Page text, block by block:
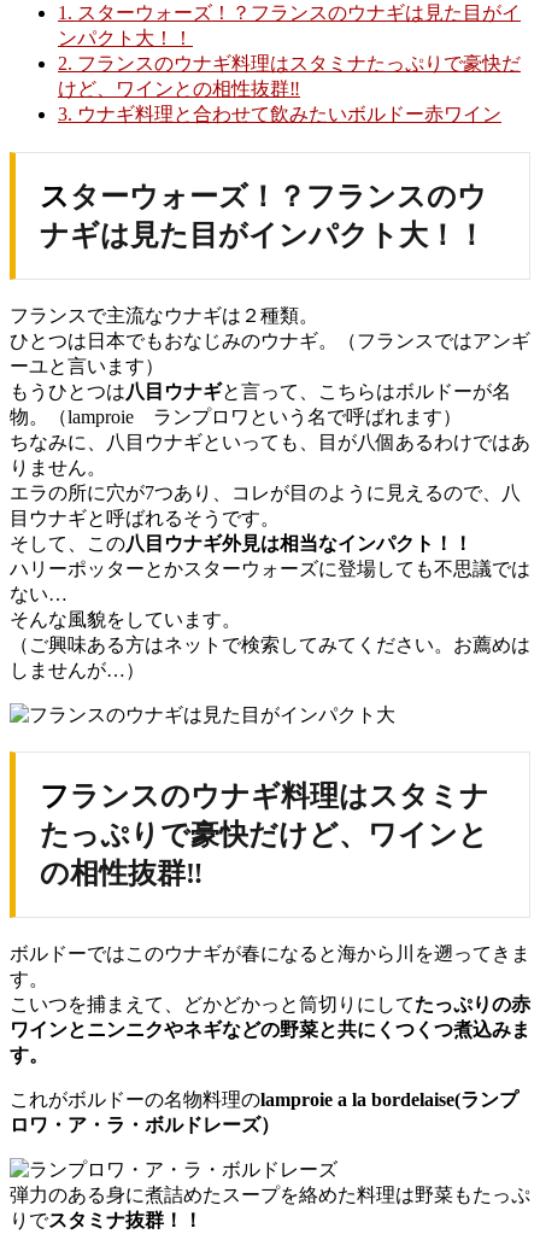
1. スターウォーズ！？フランスのウナギは見た目がイ
ンパクト大！！
2. フランスのウナギ料理はスタミナたっぷりで豪快だ
けど、ワインとの相性抜群‼
3. ウナギ料理と合わせて飲みたいボルドー赤ワイン
スターウォーズ！？フランスのウ
ナギは見た目がインパクト大！！
フランスで主流なウナギは２種類。
ひとつは日本でもおなじみのウナギ。（フランスではアンギ
ーユと言います）
もうひとつは八目ウナギと言って、こちらはボルドーが名
物。（lamproie ランプロワという名で呼ばれます）
ちなみに、八目ウナギといっても、目が八個あるわけではあ
りません。
エラの所に穴が7つあり、コレが目のように見えるので、八
目ウナギと呼ばれるそうです。
そして、この八目ウナギ外見は相当なインパクト！！
ハリーポッターとかスターウォーズに登場しても不思議では
ない…
そんな風貌をしています。
（ご興味ある方はネットで検索してみてください。お薦めは
しませんが…）
フランスのウナギ料理はスタミナ
たっぷりで豪快だけど、ワインと
の相性抜群‼
ボルドーではこのウナギが春になると海から川を遡ってきま
す。
こいつを捕まえて、どかどかっと筒切りにしてたっぷりの赤
ワインとニンニクやネギなどの野菜と共にくつくつ煮込みま
す。
これがボルドーの名物料理のlamproie a la bordelaise(ランプ
ロワ・ア・ラ・ボルドレーズ）
弾力のある身に煮詰めたスープを絡めた料理は野菜もたっぷ
りでスタミナ抜群！！